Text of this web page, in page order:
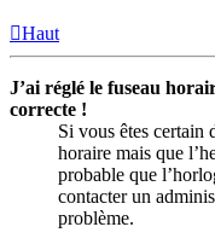
Haut
J’ai réglé le fuseau
correcte !
Si vous êtes certain
horaire mais que
probable que
contacter un
problème.